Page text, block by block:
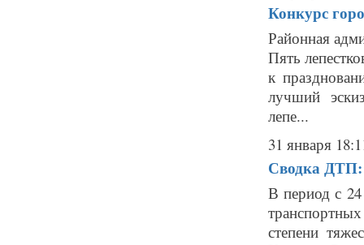
Конкурс
Районная
Пять
к
лучший
лепе...
31 января
Сводка ДТП:
В период с
степени